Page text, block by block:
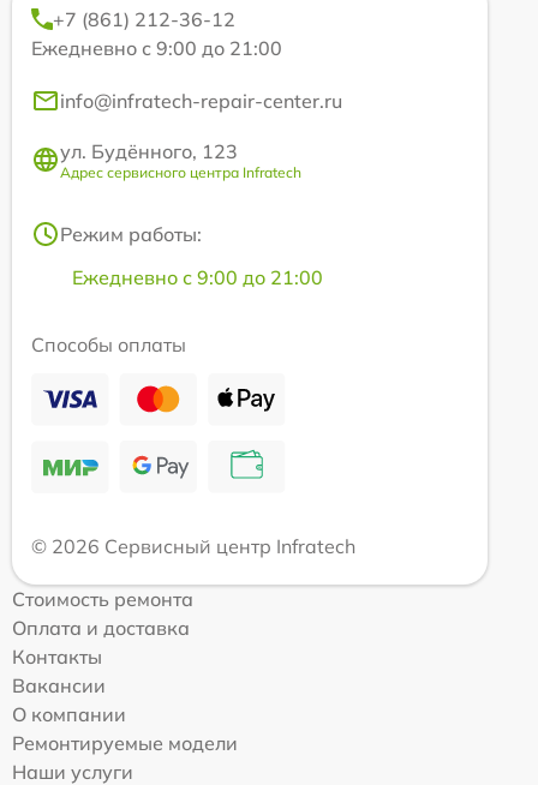
+7 (861) 212-36-12
Ежедневно с 9:00 до 21:00
info@infratech-repair-center.ru
ул. Будённого, 123
Адрес сервисного центра Infratech
Режим работы:
Ежедневно с 9:00 до 21:00
Способы оплаты
© 2026 Сервисный центр Infratech
Стоимость ремонта
Оплата и доставка
Контакты
Вакансии
О компании
Ремонтируемые модели
Наши услуги